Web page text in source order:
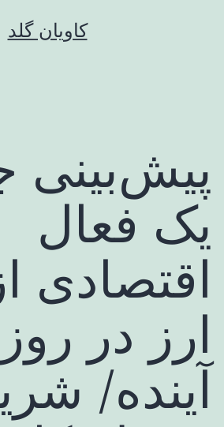
کاویان گلد
پیش‌بینی
یک فعال
اقتصادی
ارز در
آینده/